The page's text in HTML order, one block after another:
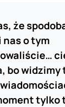
że
nas o tym
bo widzimy
tylko